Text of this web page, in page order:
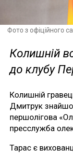
Фото з офіційного
Колишній
до клубу
Колишній
Дмитрук
першолігова
пресслужба
Тарас є